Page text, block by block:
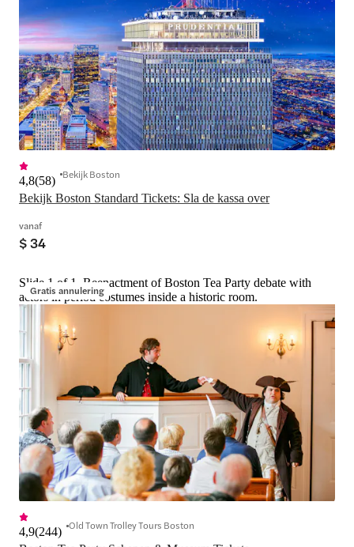
Bekijk Boston Standard Tickets: Sla de kassa over
4,8(58) Bekijk Boston
vanaf
$ 34
Gratis annulering
Slide 1 of 1, Reenactment of Boston Tea Party debate with
actors in period costumes inside a historic room.
4,9(244) Old Town Trolley Tours Boston